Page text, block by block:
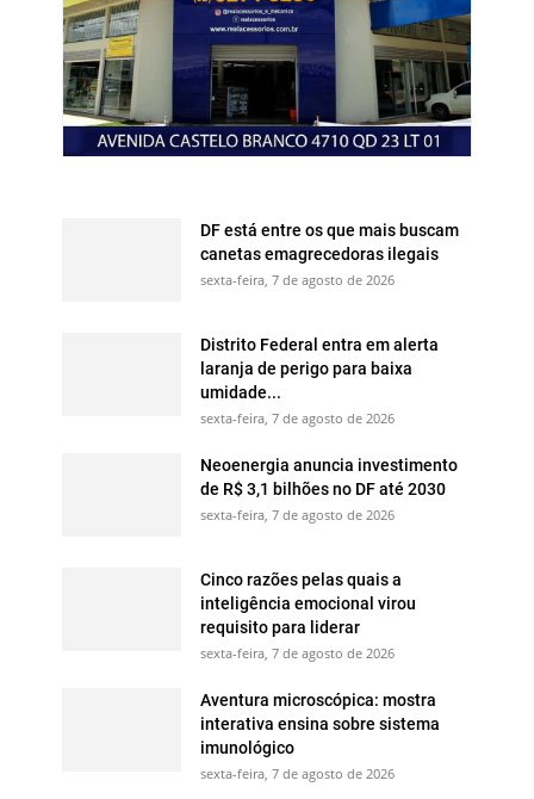
DF está entre os que mais buscam
canetas emagrecedoras ilegais
sexta-feira, 7 de agosto de 2026
Distrito Federal entra em alerta
laranja de perigo para baixa
umidade...
sexta-feira, 7 de agosto de 2026
Neoenergia anuncia investimento
de R$ 3,1 bilhões no DF até 2030
sexta-feira, 7 de agosto de 2026
Cinco razões pelas quais a
inteligência emocional virou
requisito para liderar
sexta-feira, 7 de agosto de 2026
Aventura microscópica: mostra
interativa ensina sobre sistema
imunológico
sexta-feira, 7 de agosto de 2026